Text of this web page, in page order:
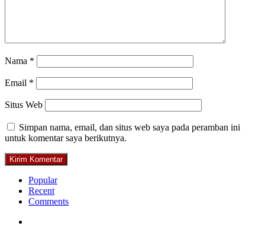
Nama *
Email *
Situs Web
Simpan nama, email, dan situs web saya pada peramban ini
untuk komentar saya berikutnya.
Popular
Recent
Comments